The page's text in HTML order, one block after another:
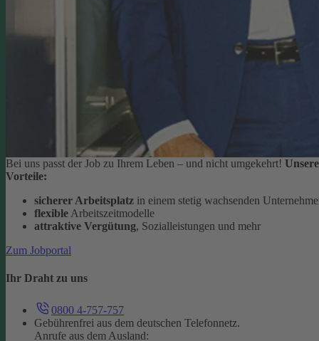
Bei uns passt der Job zu Ihrem Leben – und nicht umgekehrt! Unsere
Vorteile:
sicherer Arbeitsplatz in einem stetig wachsenden
flexible Arbeitszeitmodelle
attraktive Vergütung, Sozialleistungen und mehr
Zum Jobportal
Ihr Draht zu uns
0800 4-757-757
Gebührenfrei aus dem deutschen Telefonnetz.
Anrufe aus dem Ausland: